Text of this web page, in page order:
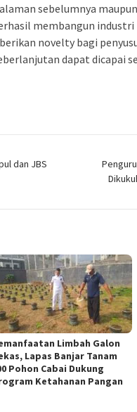
sebelumnya
membangun
novelty bagi
dapat dicapai
dan JBS
Limbah Galon
Lapas Banjar Tanam
Pohon Cabai Dukung
Ketahanan Pangan